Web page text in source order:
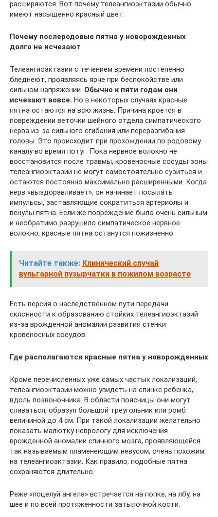
расширяются. Вот почему телеангиоэктазии обычно
имеют насыщенно красный цвет.
Почему послеродовые пятна у новорожденных
долго не исчезают
Телеангиоэктазии с течением времени постепенно
бледнеют, проявляясь ярче при беспокойстве или
сильном напряжении. Обычно к пяти годам они
исчезают вовсе. Но в некоторых случаях красные
пятна остаются на всю жизнь. Причина кроется в
повреждении веточки шейного отдела симпатического
нерва из-за сильного сгибания или переразгибания
головы. Это происходит при прохождении по родовому
каналу во время потуг. Пока нервное волокно не
восстановится после травмы, кровеносные сосуды зоны
телеангиоэктазии не могут самостоятельно сузиться и
остаются постоянно максимально расширенными. Когда
нерв «выздоравливает», он начинает посылать
импульсы, заставляющие сократиться артериолы и
венулы пятна. Если же повреждение было очень сильным
и необратимо разрушило симпатическое нервное
волокно, красные пятна останутся пожизненно.
Читайте также: Клинический случай
вульгарной пузырчатки в пожилом возрасте
Есть версия о наследственном пути передачи
склонности к образованию стойких телеангиоэктазий
из-за врожденной аномалии развития стенки
кровеносных сосудов.
Где располагаются красные пятна у новорожденных
Кроме перечисленных уже самых частых локализаций,
телеангиоэктазии можно увидеть на спинке ребенка,
вдоль позвоночника. В области поясницы они могут
сливаться, образуя большой треугольник или ромб
величиной до 4 см. При такой локализации желательно
показать малютку неврологу для исключения
врожденной аномалии спинного мозга, проявляющейся
так называемым пламенеющим невусом, очень похожим
на телеангиоэктазии. Как правило, подобные пятна
сохраняются длительно.
Реже «поцелуй ангела» встречается на попке, на лбу, на
шее и по всей протяженности затылочной кости.